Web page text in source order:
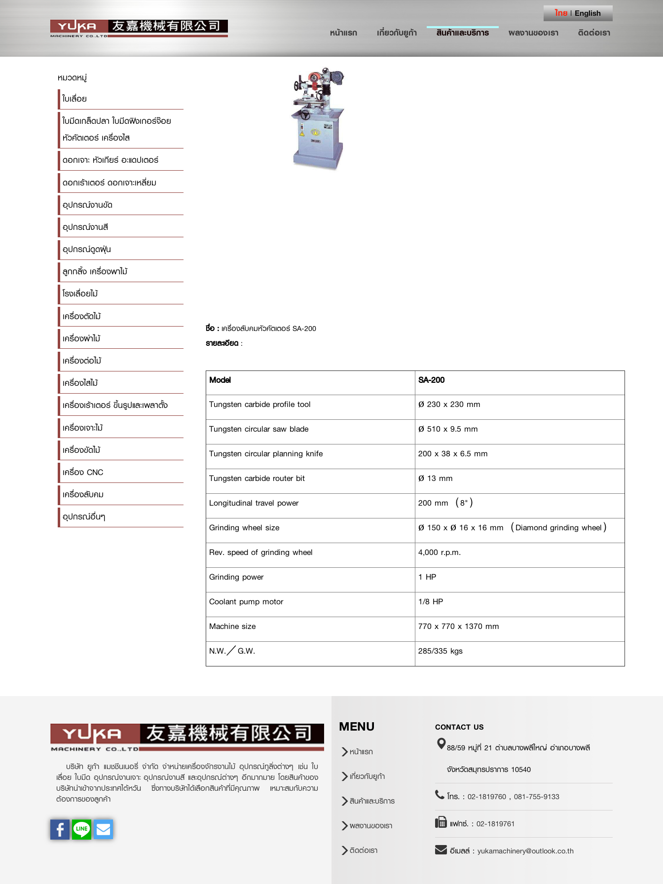
ไทย |English
หน้าแรก(current)เกี่ยวกับยูก้า สินค้าและบริการ ผลงานของเรา ติดต่อเรา
หมวดหมู่
ใบเลื่อย
ใบมีดเกล็ดปลา ใบมีดฟิงเกอร์จ๊อย
หัวคัตเตอร์ เครื่องไส
ดอกเจาะ หัวเกียร์ อะแดปเตอร์
ดอกเร้าเตอร์ ดอกเจาะเหลี่ยม
อุปกรณ์งานขัด
อุปกรณ์งานสี
อุปกรณ์ดูดฝุ่น
ลูกกลิ้ง เครื่องพาไม้
โรงเลื่อยไม้
เครื่องตัดไม้
เครื่องผ่าไม้
เครื่องต่อไม้
เครื่องไสไม้
เครื่องเร้าเตอร์ ขึ้นรูปและเพลาตั้ง
เครื่องเจาะไม้
เครื่องขัดไม้
เครื่อง CNC
เครื่องลับคม
อุปกรณ์อื่นๆ
ชื่อ : เครื่องลับคมหัวคัตเตอร์ SA-200
รายละเอียด :
Model
SA-200
Tungsten carbide profile tool
ø 230 x 230 mm
Tungsten circular saw blade
ø 510 x 9.5 mm
Tungsten circular planning knife
200 x 38 x 6.5 mm
Tungsten carbide router bit
ø 13 mm
Longitudinal travel power
200 mm（8"）
Grinding wheel size
ø 150 x ø 16 x 16 mm（Diamond grinding wheel）
Rev. speed of grinding wheel
4,000 r.p.m.
Grinding power
1 HP
Coolant pump motor
1/8 HP
Machine size
770 x 770 x 1370 mm
N.W.／G.W.
285/335 kgs
บริษัท ยูก้า แมชชีนเนอรี่ จำกัด จำหน่ายเครื่องจักรงานไม้ อุปกรณ์ทูลิ่งต่างๆ เช่น ใบ
เลื่อย ใบมีด อุปกรณ์งานเจาะ อุปกรณ์งานสี และอุปกรณ์ต่างๆ อีกมากมาย โดยสินค้าของ
บริษัทนำเข้าจากประเทศไต้หวัน ซึ่งทางบริษัทได้เลือกสินค้าที่มีคุณภาพ เหมาะสมกับความ
ต้องการของลูกค้า
MENU
หน้าแรก
เกี่ยวกับยูก้า
สินค้าและบริการ
ผลงานของเรา
ติดต่อเรา
CONTACT US
88/59 หมู่ที่ 21 ตำบลบางพลีใหญ่ อำเภอบางพลี
จังหวัดสมุทรปราการ 10540
โทร. : 02-1819760 , 081-755-9133
แฟกซ์. : 02-1819761
อีเมลล์ : yukamachinery@outlook.co.th